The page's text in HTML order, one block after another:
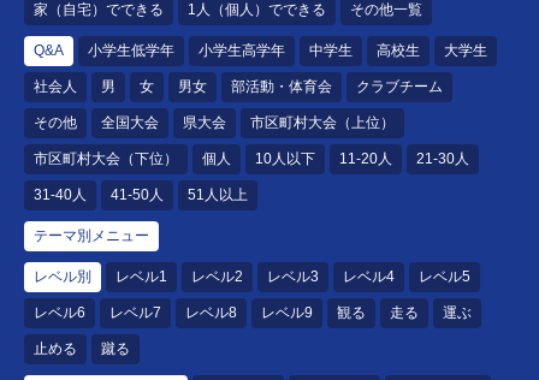
家（自宅）でできる 1人（個人）でできる その他一覧
Q&A 小学生低学年 小学生高学年 中学生 高校生 大学生
社会人 男 女 男女 部活動・体育会 クラブチーム
その他 全国大会 県大会 市区町村大会（上位）
市区町村大会（下位） 個人 10人以下 11-20人 21-30人
31-40人 41-50人 51人以上
テーマ別メニュー
レベル別 レベル1 レベル2 レベル3 レベル4 レベル5
レベル6 レベル7 レベル8 レベル9 観る 走る 運ぶ
止める 蹴る